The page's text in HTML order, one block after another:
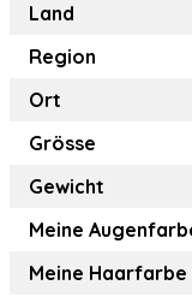
Land
Region
Ort
Grösse
Gewicht
Meine
Meine Haarfarbe